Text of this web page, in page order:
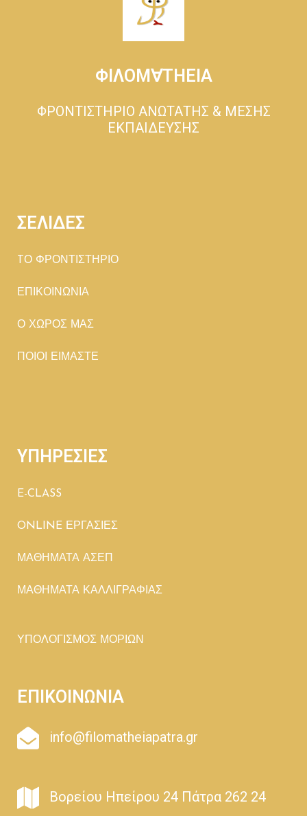
ΦΙΛΟΜ∀ΤΗΕΙΑ
ΦΡΟΝΤΙΣΤΗΡΙΟ ΑΝΩΤΑΤΗΣ & ΜΕΣΗΣ
ΕΚΠΑΙΔΕΥΣΗΣ
ΣΕΛΙΔΕΣ
TΟ ΦΡΟΝΤΙΣΤΗΡΙΟ
ΕΠΙΚΟΙΝΩΝΙΑ
Ο ΧΩΡΟΣ ΜΑΣ
ΠΟΙΟΙ ΕΙΜΑΣΤΕ
ΥΠΗΡΕΣΙΕΣ
E-CLASS
ONLINE ΕΡΓΑΣΙΕΣ
ΜΑΘΗΜΑΤΑ ΑΣΕΠ
ΜΑΘΗΜΑΤΑ ΚΑΛΛΙΓΡΑΦΙΑΣ
ΥΠΟΛΟΓΙΣΜΟΣ ΜΟΡΙΩΝ
ΕΠΙΚΟΙΝΩΝΙΑ
info@filomatheiapatra.gr
Βορείου Ηπείρου 24 Πάτρα 262 24